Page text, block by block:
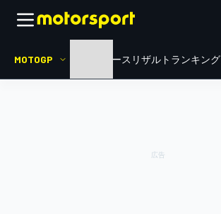
MOTOGP ニュース リザルト ランキング